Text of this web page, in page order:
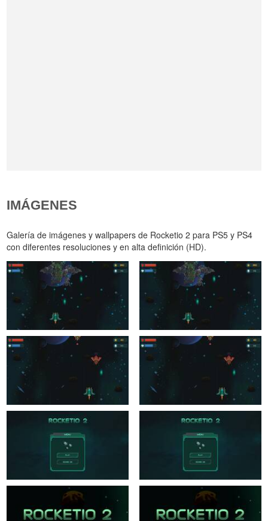
IMÁGENES
Galería de imágenes y wallpapers de Rocketio 2 para PS5 y PS4
con diferentes resoluciones y en alta definición (HD).